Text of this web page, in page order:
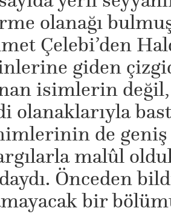
olanağı
Çelebi’den
giden
isimlerin
olanaklarıyla
de
malûl
Önceden
bir